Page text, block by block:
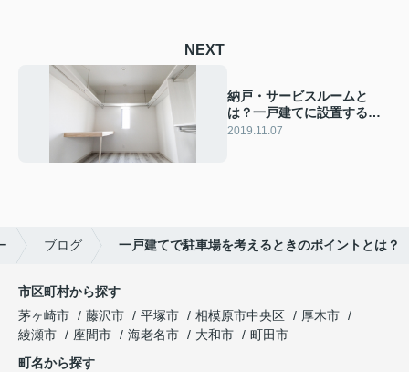
NEXT
納戸・サービスルームと
は？一戸建てに設置するメ
リットは？
2019.11.07
ブログ 一戸建てで駐車場を考えるときのポイントとは？
市区町村から探す
茅ヶ崎市
藤沢市 平塚市 相模原市中央区
厚木市
綾瀬市
座間市 海老名市 大和市
町田市
町名から探す